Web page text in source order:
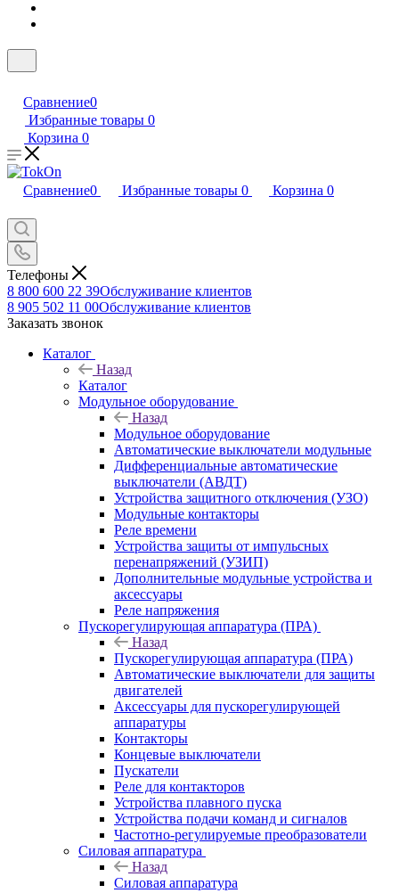
Сравнение0
Избранные товары 0
Корзина 0
Сравнение0 Избранные товары 0 Корзина 0
Телефоны
8 800 600 22 39Обслуживание клиентов
8 905 502 11 00Обслуживание клиентов
Заказать звонок
Каталог
Назад
Каталог
Модульное оборудование
Назад
Модульное оборудование
Автоматические выключатели модульные
Дифференциальные автоматические
выключатели (АВДТ)
Устройства защитного отключения (УЗО)
Модульные контакторы
Реле времени
Устройства защиты от импульсных
перенапряжений (УЗИП)
Дополнительные модульные устройства и
аксессуары
Реле напряжения
Пускорегулирующая аппаратура (ПРА)
Назад
Пускорегулирующая аппаратура (ПРА)
Автоматические выключатели для защиты
двигателей
Аксессуары для пускорегулирующей
аппаратуры
Контакторы
Концевые выключатели
Пускатели
Реле для контакторов
Устройства плавного пуска
Устройства подачи команд и сигналов
Частотно-регулируемые преобразователи
Силовая аппаратура
Назад
Силовая аппаратура